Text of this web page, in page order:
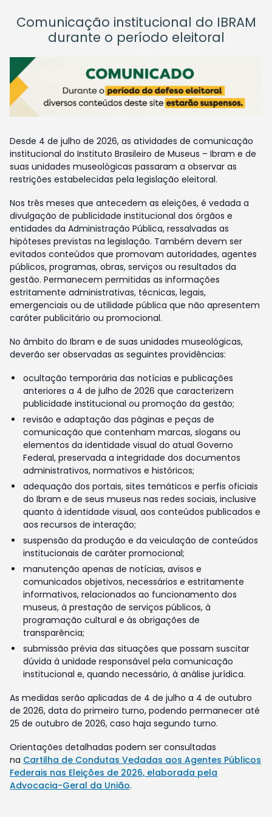
Comunicação institucional do IBRAM
durante o período eleitoral
Desde 4 de julho de 2026, as atividades de comunicação
institucional do Instituto Brasileiro de Museus – Ibram e de
suas unidades museológicas passaram a observar as
restrições estabelecidas pela legislação eleitoral.
Nos três meses que antecedem as eleições, é vedada a
divulgação de publicidade institucional dos órgãos e
entidades da Administração Pública, ressalvadas as
hipóteses previstas na legislação. Também devem ser
evitados conteúdos que promovam autoridades, agentes
públicos, programas, obras, serviços ou resultados da
gestão. Permanecem permitidas as informações
estritamente administrativas, técnicas, legais,
emergenciais ou de utilidade pública que não apresentem
caráter publicitário ou promocional.
No âmbito do Ibram e de suas unidades museológicas,
deverão ser observadas as seguintes providências:
ocultação temporária das notícias e publicações
anteriores a 4 de julho de 2026 que caracterizem
publicidade institucional ou promoção da gestão;
revisão e adaptação das páginas e peças de
comunicação que contenham marcas, slogans ou
elementos da identidade visual do atual Governo
Federal, preservada a integridade dos documentos
administrativos, normativos e históricos;
adequação dos portais, sites temáticos e perfis oficiais
do Ibram e de seus museus nas redes sociais, inclusive
quanto à identidade visual, aos conteúdos publicados e
aos recursos de interação;
suspensão da produção e da veiculação de conteúdos
institucionais de caráter promocional;
manutenção apenas de notícias, avisos e
comunicados objetivos, necessários e estritamente
informativos, relacionados ao funcionamento dos
museus, à prestação de serviços públicos, à
programação cultural e às obrigações de
transparência;
submissão prévia das situações que possam suscitar
dúvida à unidade responsável pela comunicação
institucional e, quando necessário, à análise jurídica.
As medidas serão aplicadas de 4 de julho a 4 de outubro
de 2026, data do primeiro turno, podendo permanecer até
25 de outubro de 2026, caso haja segundo turno.
Orientações detalhadas podem ser consultadas
na Cartilha de Condutas Vedadas aos Agentes Públicos
Federais nas Eleições de 2026, elaborada pela
Advocacia-Geral da União.